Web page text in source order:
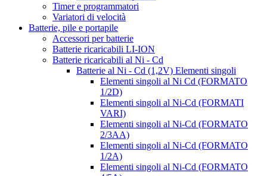
Timer e programmatori
Variatori di velocità
Batterie, pile e portapile
Accessori per batterie
Batterie ricaricabili LI-ION
Batterie ricaricabili al Ni - Cd
Batterie al Ni - Cd (1,2V) Elementi singoli
Elementi singoli al Ni Cd (FORMATO
1/2D)
Elementi singoli al Ni-Cd (FORMATI
VARI)
Elementi singoli al Ni-Cd (FORMATO
2/3AA)
Elementi singoli al Ni-Cd (FORMATO
1/2A)
Elementi singoli al Ni-Cd (FORMATO